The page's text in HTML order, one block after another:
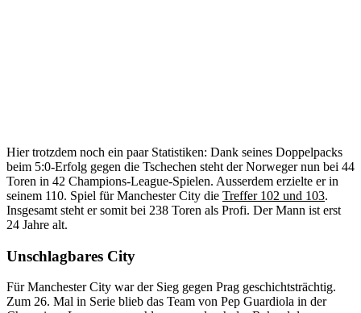
Hier trotzdem noch ein paar Statistiken: Dank seines Doppelpacks
beim 5:0-Erfolg gegen die Tschechen steht der Norweger nun bei 44
Toren in 42 Champions-League-Spielen. Ausserdem erzielte er in
seinem 110. Spiel für Manchester City die Treffer 102 und 103.
Insgesamt steht er somit bei 238 Toren als Profi. Der Mann ist erst
24 Jahre alt.
Unschlagbares City
Für Manchester City war der Sieg gegen Prag geschichtsträchtig.
Zum 26. Mal in Serie blieb das Team von Pep Guardiola in der